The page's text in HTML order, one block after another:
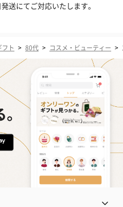
送にてご対応いたします。
ト > 80代 > コスメ・ビューティー >